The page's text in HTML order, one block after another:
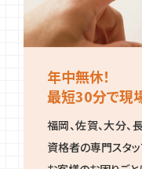
年中無休！
最短30分で現
福岡、佐賀、大分、
資格者の専門スタッ